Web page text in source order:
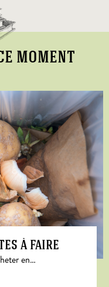
moment
à faire
en…